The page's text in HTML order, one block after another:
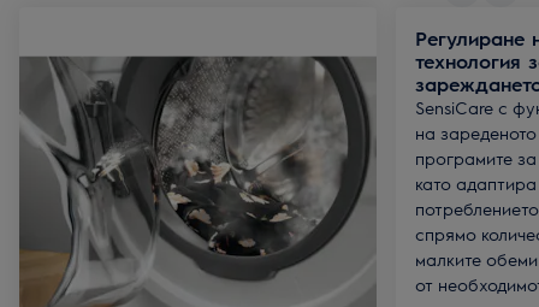
Регулиране
технология
SensiCare с
на
програмите
като
спрямо
малките
от